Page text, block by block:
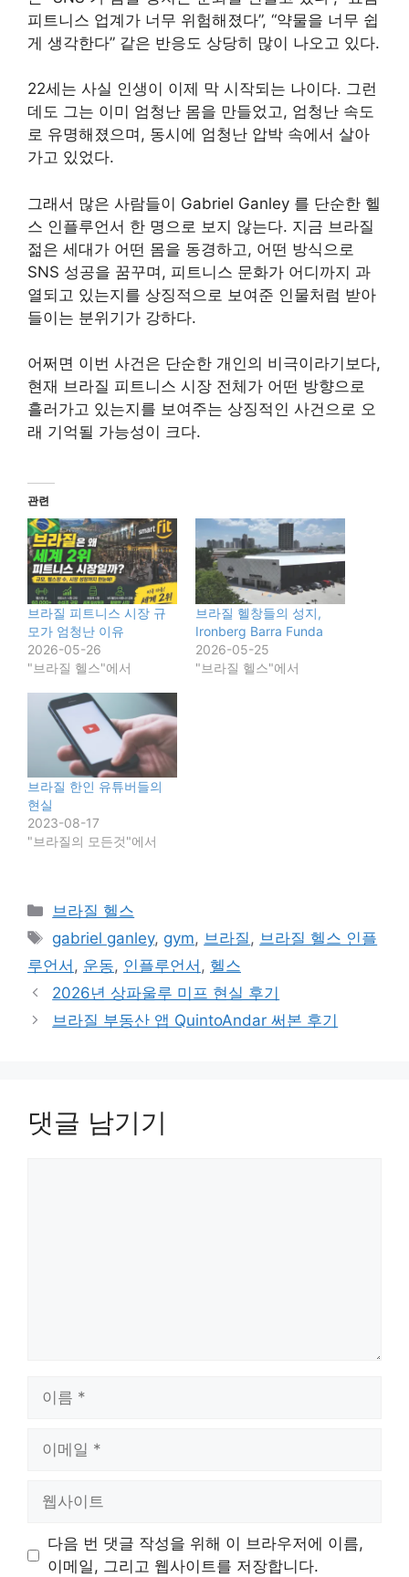
피트니스 업계가 너무 위험해졌다”, “약물을 너무 쉽
게 생각한다” 같은 반응도 상당히 많이 나오고 있다.
22세는 사실 인생이 이제 막 시작되는 나이다. 그런
데도 그는 이미 엄청난 몸을 만들었고, 엄청난 속도
로 유명해졌으며, 동시에 엄청난 압박 속에서 살아
가고 있었다.
그래서 많은 사람들이 Gabriel Ganley 를 단순한 헬
스 인플루언서 한 명으로 보지 않는다. 지금 브라질
젊은 세대가 어떤 몸을 동경하고, 어떤 방식으로
SNS 성공을 꿈꾸며, 피트니스 문화가 어디까지 과
열되고 있는지를 상징적으로 보여준 인물처럼 받아
들이는 분위기가 강하다.
어쩌면 이번 사건은 단순한 개인의 비극이라기보다,
현재 브라질 피트니스 시장 전체가 어떤 방향으로
흘러가고 있는지를 보여주는 상징적인 사건으로 오
래 기억될 가능성이 크다.
관련
브라질 피트니스 시장 규
모가 엄청난 이유
2026-05-26
"브라질 헬스"에서
브라질 헬창들의 성지,
Ironberg Barra Funda
2026-05-25
"브라질 헬스"에서
브라질 한인 유튜버들의
현실
2023-08-17
"브라질의 모든것"에서
카
테
고
리
브라질 헬스
태
그
gabriel ganley, gym, 브라질, 브라질 헬스 인플
루언서 , 운동, 인플루언서 , 헬스
2026년 상파울루 미프 현실 후기
브라질 부동산 앱 QuintoAndar 써본 후기
댓글 남기기
트
다음 번 댓글 작성을 위해 이 브라우저에 이름,
이메일, 그리고 웹사이트를 저장합니다.